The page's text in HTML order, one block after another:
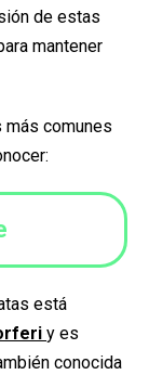
de estas
mantener
comunes
está
y es
conocida